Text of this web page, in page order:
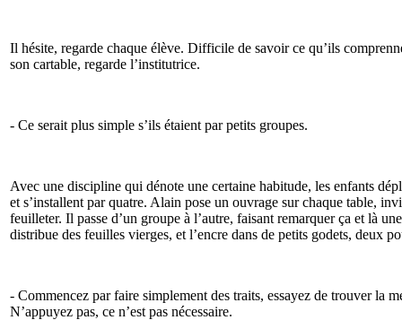
Il hésite, regarde chaque élève. Difficile de savoir ce qu’ils
son cartable, regarde l’institutrice.
- Ce serait plus simple s’ils étaient par petits groupes.
Avec une discipline qui dénote une certaine habitude, les enfants
et s’installent par quatre. Alain pose un ouvrage sur chaque table,
feuilleter. Il passe d’un groupe à l’autre, faisant remarquer ça et là
distribue des feuilles vierges, et l’encre dans de petits godets, deux
- Commencez par faire simplement des traits, essayez de trouver la
N’appuyez pas, ce n’est pas nécessaire.